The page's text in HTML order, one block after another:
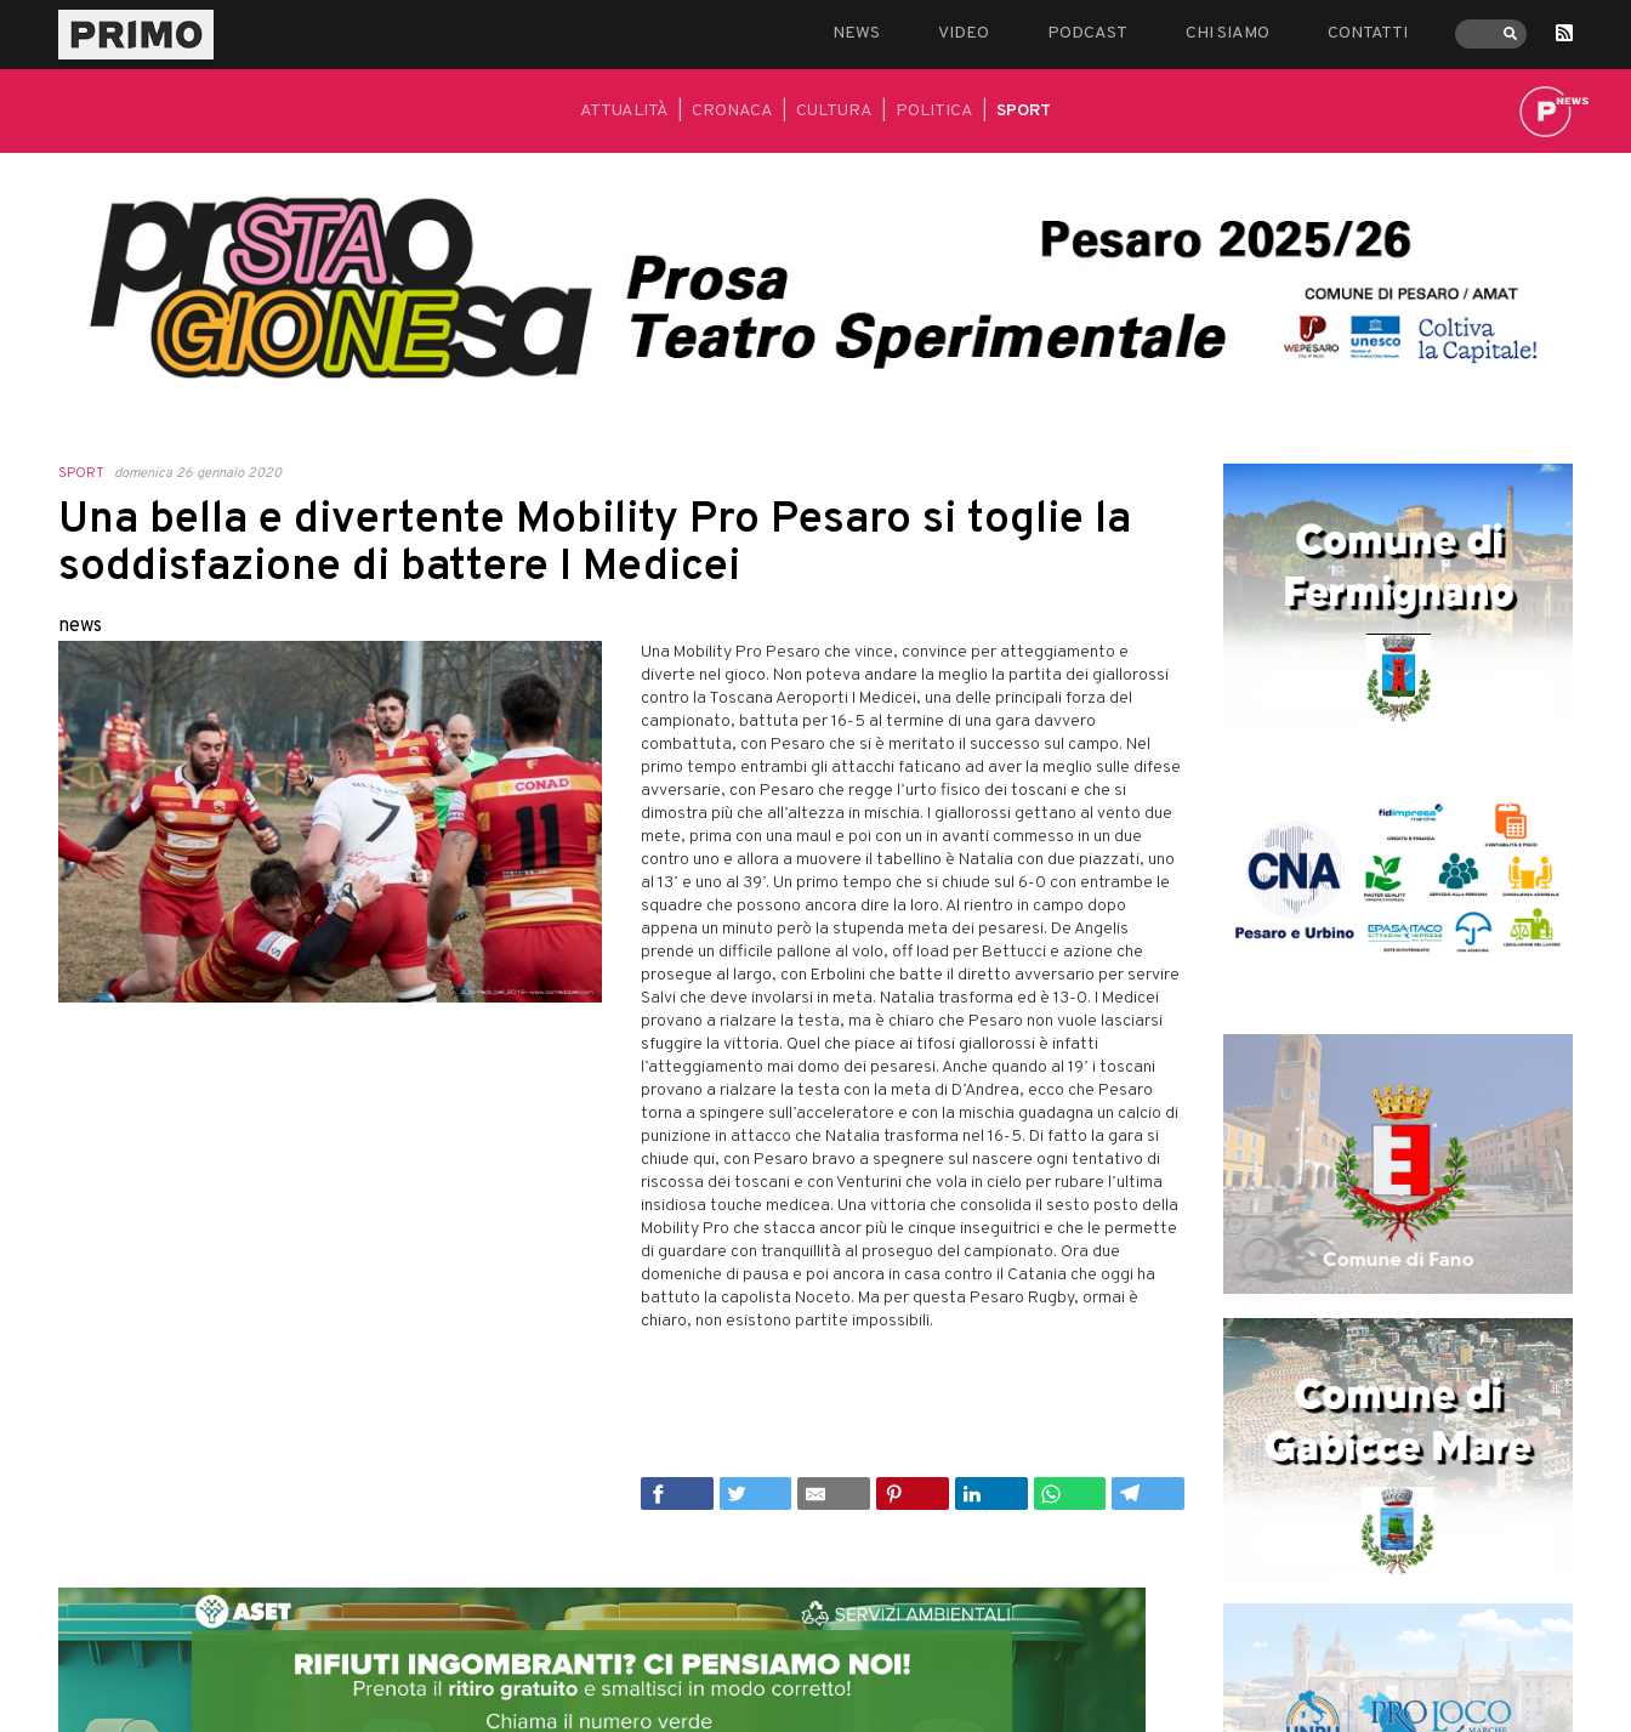
NEWS VIDEO PODCAST CHI SIAMO CONTATTI
ATTUALITÀ CRONACA CULTURA POLITICA SPORT
SPORT domenica 26 gennaio 2020
Una bella e divertente Mobility Pro Pesaro si toglie la
soddisfazione di battere I Medicei
news
Una Mobility Pro Pesaro che vince, convince per atteggiamento e
diverte nel gioco. Non poteva andare la meglio la partita dei giallorossi
contro la Toscana Aeroporti I Medicei, una delle principali forza del
campionato, battuta per 16-5 al termine di una gara davvero
combattuta, con Pesaro che si è meritato il successo sul campo. Nel
primo tempo entrambi gli attacchi faticano ad aver la meglio sulle difese
avversarie, con Pesaro che regge l’urto fisico dei toscani e che si
dimostra più che all’altezza in mischia. I giallorossi gettano al vento due
mete, prima con una maul e poi con un in avanti commesso in un due
contro uno e allora a muovere il tabellino è Natalia con due piazzati, uno
al 13’ e uno al 39’. Un primo tempo che si chiude sul 6-0 con entrambe le
squadre che possono ancora dire la loro. Al rientro in campo dopo
appena un minuto però la stupenda meta dei pesaresi. De Angelis
prende un difficile pallone al volo, off load per Bettucci e azione che
prosegue al largo, con Erbolini che batte il diretto avversario per servire
Salvi che deve involarsi in meta. Natalia trasforma ed è 13-0. I Medicei
provano a rialzare la testa, ma è chiaro che Pesaro non vuole lasciarsi
sfuggire la vittoria. Quel che piace ai tifosi giallorossi è infatti
l’atteggiamento mai domo dei pesaresi. Anche quando al 19’ i toscani
provano a rialzare la testa con la meta di D’Andrea, ecco che Pesaro
torna a spingere sull’acceleratore e con la mischia guadagna un calcio di
punizione in attacco che Natalia trasforma nel 16-5. Di fatto la gara si
chiude qui, con Pesaro bravo a spegnere sul nascere ogni tentativo di
riscossa dei toscani e con Venturini che vola in cielo per rubare l’ultima
insidiosa touche medicea. Una vittoria che consolida il sesto posto della
Mobility Pro che stacca ancor più le cinque inseguitrici e che le permette
di guardare con tranquillità al proseguo del campionato. Ora due
domeniche di pausa e poi ancora in casa contro il Catania che oggi ha
battuto la capolista Noceto. Ma per questa Pesaro Rugby, ormai è
chiaro, non esistono partite impossibili.